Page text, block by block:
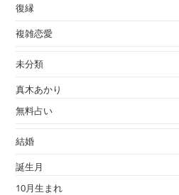
復縁
複雑恋愛
未分類
真木あかり
無料占い
結婚
誕生月
10月生まれ